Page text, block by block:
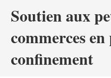
Soutien aux
commerces
confinement